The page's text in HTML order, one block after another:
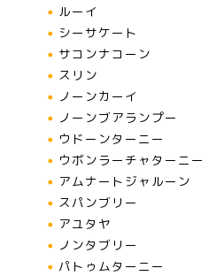
ルーイ
シーサケート
サコンナコーン
スリン
ノーンカーイ
ノーンブアランプー
ウドーンターニー
ウボンラーチャターニー
アムナートジャルーン
スパンブリー
アユタヤ
ノンタブリー
パトゥムターニー